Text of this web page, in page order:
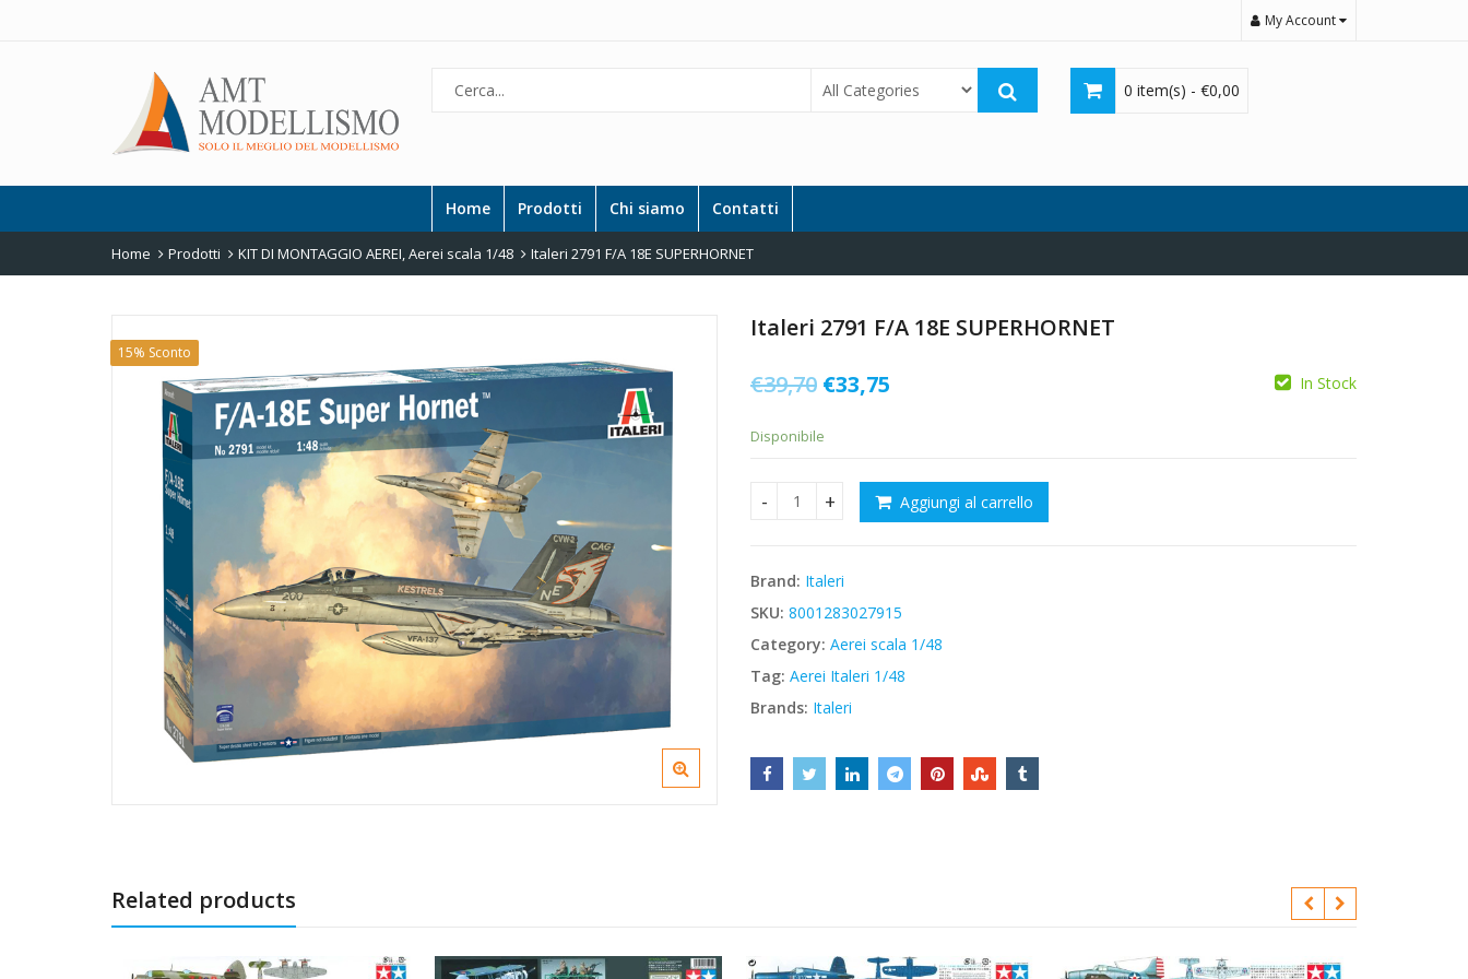
My Account
0 item(s) - €0,00
Home Prodotti Chi siamo Contatti
Home Prodotti KIT DI MONTAGGIO AEREI,Aerei scala 1/48 Italeri 2791 F/A 18E SUPERHORNET
15% Sconto
Italeri 2791 F/A 18E SUPERHORNET
€39,70 Il
era:
€39,70.
€33,75
è:
€33,75.
In Stock
Disponibile
Italeri 2791 F/A 18E SUPERHORNET quantity
Aggiungi al carrello
Brand: Italeri
SKU: 8001283027915
Category: Aerei scala 1/48
Tag: Aerei Italeri 1/48
Brands: Italeri
Related products